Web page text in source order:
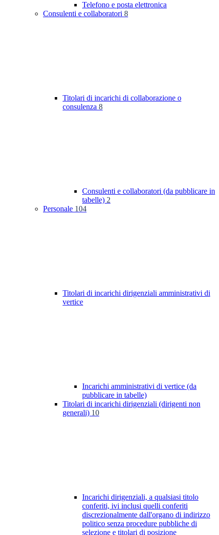
Telefono e posta elettronica
Consulenti e collaboratori 8
Titolari di incarichi di collaborazione o
consulenza 8
Consulenti e collaboratori (da pubblicare in
tabelle) 2
Personale 104
Titolari di incarichi dirigenziali amministrativi di
vertice
Incarichi amministrativi di vertice (da
pubblicare in tabelle)
Titolari di incarichi dirigenziali (dirigenti non
generali) 10
Incarichi dirigenziali, a qualsiasi titolo
conferiti, ivi inclusi quelli conferiti
discrezionalmente dall'organo di indirizzo
politico senza procedure pubbliche di
selezione e titolari di posizione